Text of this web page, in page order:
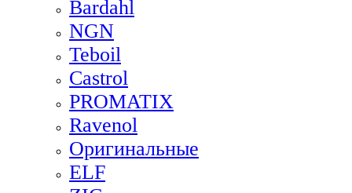
Bardahl
NGN
Teboil
Castrol
PROMATIX
Ravenol
Оригинальные
ELF